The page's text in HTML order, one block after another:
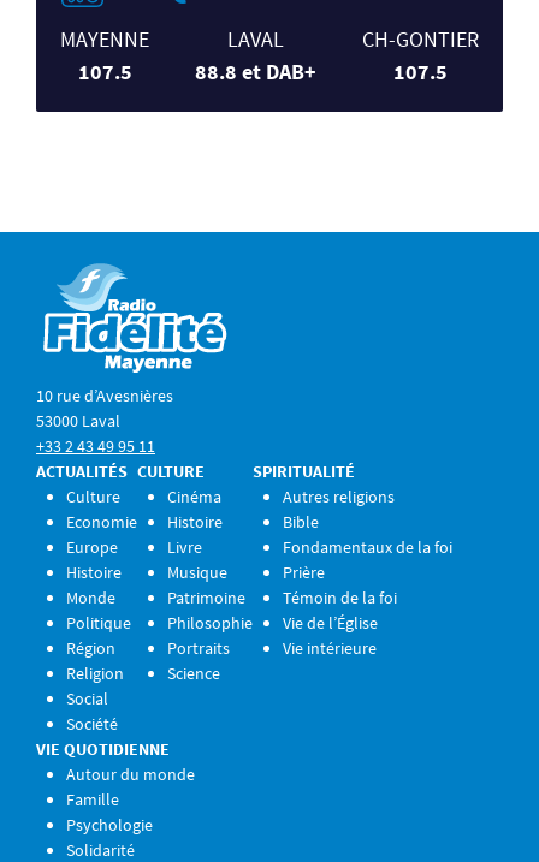
MAYENNE
107.5
LAVAL
88.8 et DAB+
CH-GONTIER
107.5
10 rue d’Avesnières
53000 Laval
+33 2 43 49 95 11
ACTUALITÉS
Culture
Economie
Europe
Histoire
Monde
Politique
Région
Religion
Social
Société
CULTURE
Cinéma
Histoire
Livre
Musique
Patrimoine
Philosophie
Portraits
Science
SPIRITUALITÉ
Autres religions
Bible
Fondamentaux de la foi
Prière
Témoin de la foi
Vie de l’Église
Vie intérieure
VIE QUOTIDIENNE
Autour du monde
Famille
Psychologie
Solidarité